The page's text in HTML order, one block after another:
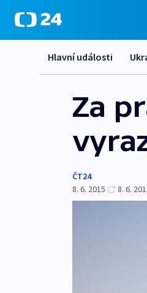
Hlavní události
Za
ČT24
8. 6. 2015
8. 6.